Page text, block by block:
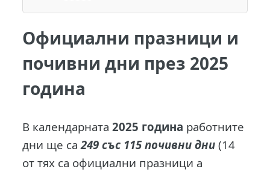
Официални празници и
почивни дни през 2025
година
В календарната2025 година работните
дни ще са249 със 115 почивни дни (14
от тях са официални празници а